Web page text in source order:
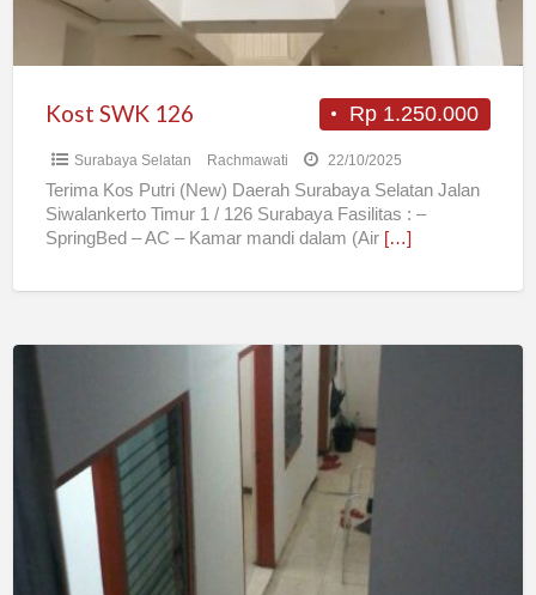
Rp 1.250.000
Kost SWK 126
Surabaya Selatan Rachmawati 22/10/2025
Terima Kos Putri (New) Daerah Surabaya Selatan Jalan
Siwalankerto Timur 1 / 126 Surabaya Fasilitas : –
SpringBed – AC – Kamar mandi dalam (Air […]